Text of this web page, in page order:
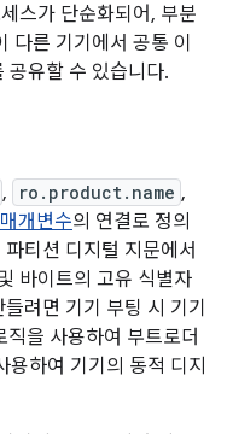
스가 단순화되어, 부분
다른 기기에서 공통 이
공유할 수 있습니다.
, ro.product.name ,
개변수의 연결로 정의
티션 디지털 지문에서
바이트의 고유 식별자
려면 기기 부팅 시 기기
직을 사용하여 부트로더
하여 기기의 동적 디지